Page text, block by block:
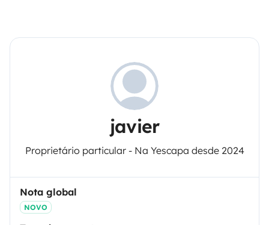
javier
Proprietário particular - Na Yescapa desde 2024
Nota global
NOVO